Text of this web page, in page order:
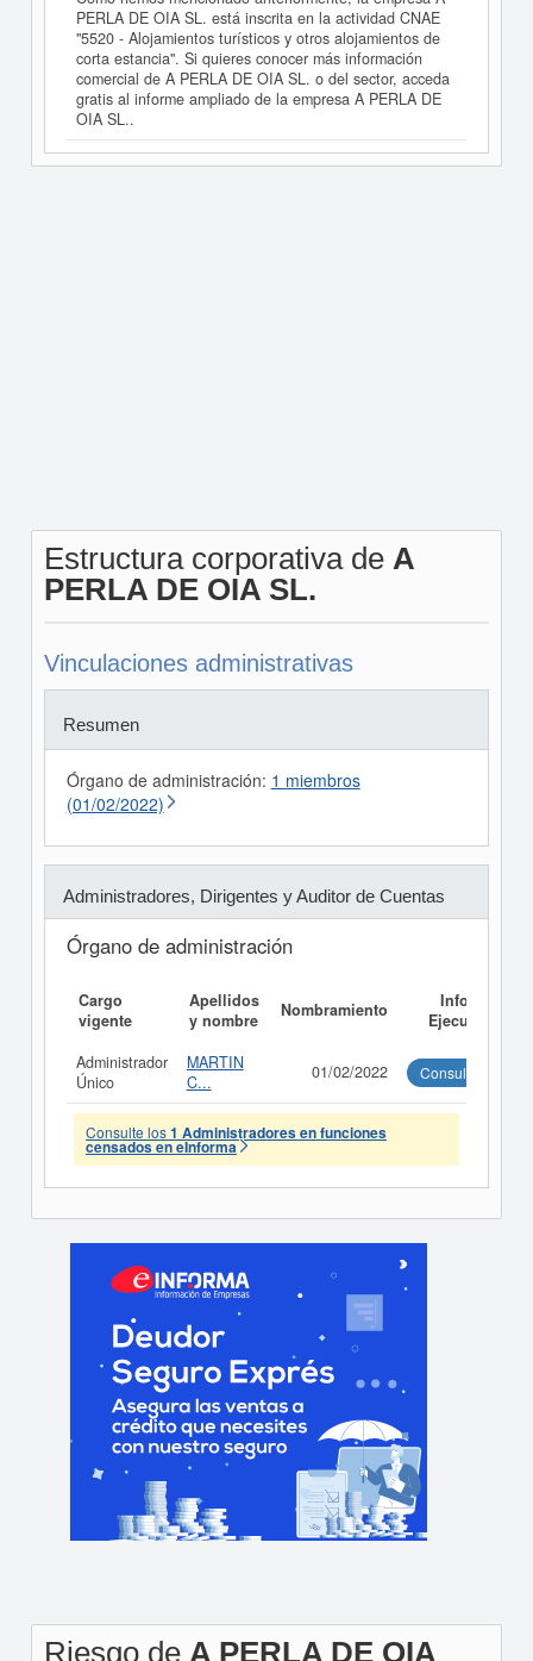
PERLA DE OIA SL. está inscrita en la actividad CNAE
"5520 - Alojamientos turísticos y otros alojamientos de
corta estancia". Si quieres conocer más información
comercial de A PERLA DE OIA SL. o del sector, acceda
gratis al informe ampliado de la empresa A PERLA DE
OIA SL..
Estructura corporativa de A
PERLA DE OIA SL.
Vinculaciones administrativas
Resumen
Órgano de administración: 1 miembros
(01/02/2022)
Administradores, Dirigentes y Auditor de Cuentas
Órgano de administración
Cargo
vigente
Apellidos
y nombre
Nombramiento
Informe
Ejecutivo
Administrador
Único
MARTIN
C...
01/02/2022 Consultar
Consulte los1 Administradores en funciones
censados en eInforma
Riesgo de A PERLA DE OIA